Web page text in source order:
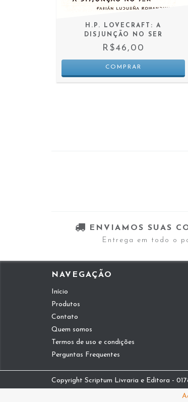
H.P. LOVECRAFT: A
DISJUNÇÃO NO SER
R$46,00
ENVIAMOS SUAS
Entrega em todo o
NAVEGAÇÃO
Início
Produtos
Contato
Quem somos
Termos de uso e condições
Perguntas Frequentes
Copyright Scriptum Livraria e Editora -